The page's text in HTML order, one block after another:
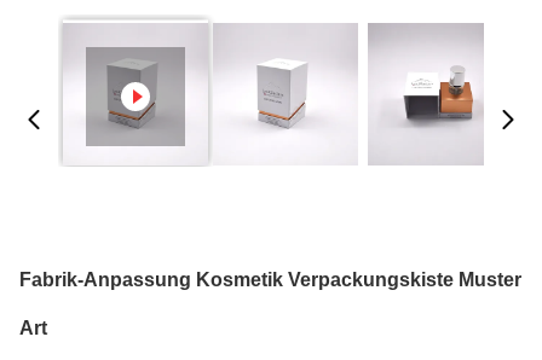
Fabrik-Anpassung Kosmetik Verpackungskiste Muster
Art